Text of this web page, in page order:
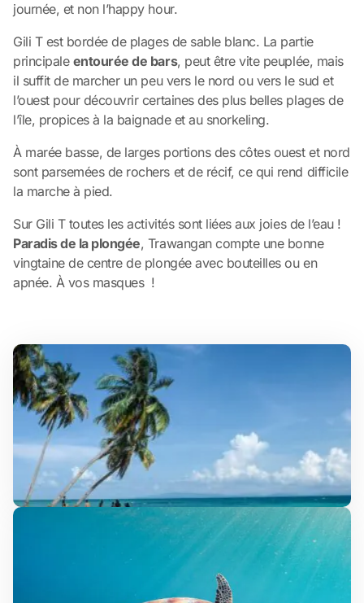
journée, et non l’happy hour.
Gili T est bordée de plages de sable blanc. La partie
principale entourée de bars, peut être vite peuplée, mais
il suffit de marcher un peu vers le nord ou vers le sud et
l’ouest pour découvrir certaines des plus belles plages de
l’île, propices à la baignade et au snorkeling.
À marée basse, de larges portions des côtes ouest et nord
sont parsemées de rochers et de récif, ce qui rend difficile
la marche à pied.
Sur Gili T toutes les activités sont liées aux joies de l’eau !
Paradis de la plongée, Trawangan compte une bonne
vingtaine de centre de plongée avec bouteilles ou en
apnée. À vos masques !